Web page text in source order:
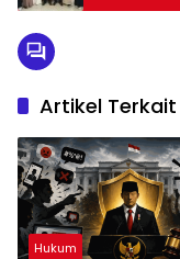
Artikel Terkait
Hukum